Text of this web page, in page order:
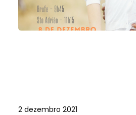
2 dezembro 2021